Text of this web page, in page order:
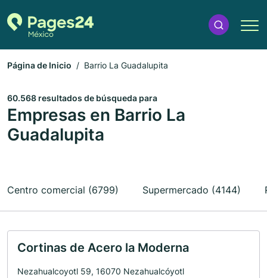
Página de Inicio Barrio La Guadalupita
60.568 resultados de búsqueda para
Empresas en Barrio La
Guadalupita
Centro comercial (6799) Supermercado (4144)
Cortinas de Acero la Moderna
Nezahualcoyotl 59, 16070 Nezahualcóyotl